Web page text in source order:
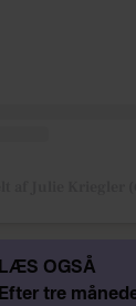
LÆS OGSÅ
Efter tre